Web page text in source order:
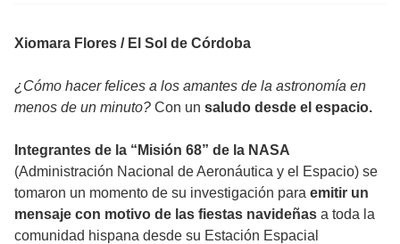
Xiomara Flores / El Sol de Córdoba
¿Cómo hacer felices a los amantes de la astronomía en
menos de un minuto? Con un saludo desde el espacio.
Integrantes de la “Misión 68” de la NASA
(Administración Nacional de Aeronáutica y el Espacio) se
tomaron un momento de su investigación para emitir un
mensaje con motivo de las fiestas navideñas a toda la
comunidad hispana desde su Estación Espacial